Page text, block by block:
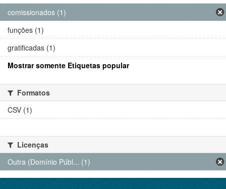
comissionados (1)
funções (1)
gratificadas (1)
Mostrar somente Etiquetas popular
Formatos
CSV (1)
Licenças
Outra (Domínio Públ... (1)